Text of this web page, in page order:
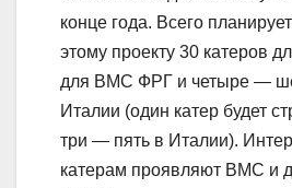
конце года. Всего
этому проекту 30 катеров
для ВМС ФРГ и четыре —
Италии (один катер будет
три — пять в Италии).
катерам проявляют ВМС и